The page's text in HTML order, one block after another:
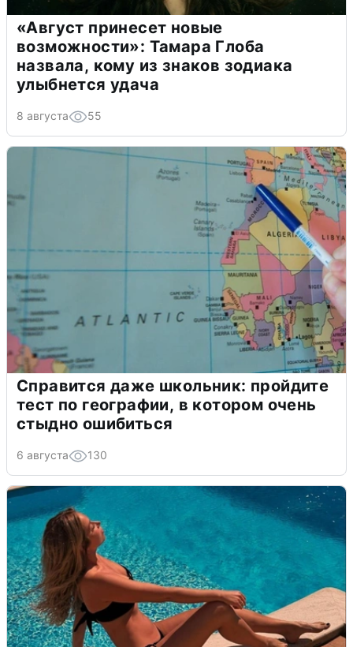
«Август принесет новые
возможности»: Тамара Глоба
назвала, кому из знаков зодиака
улыбнется удача
8 августа 55
Справится даже школьник: пройдите
тест по географии, в котором очень
стыдно ошибиться
6 августа 130